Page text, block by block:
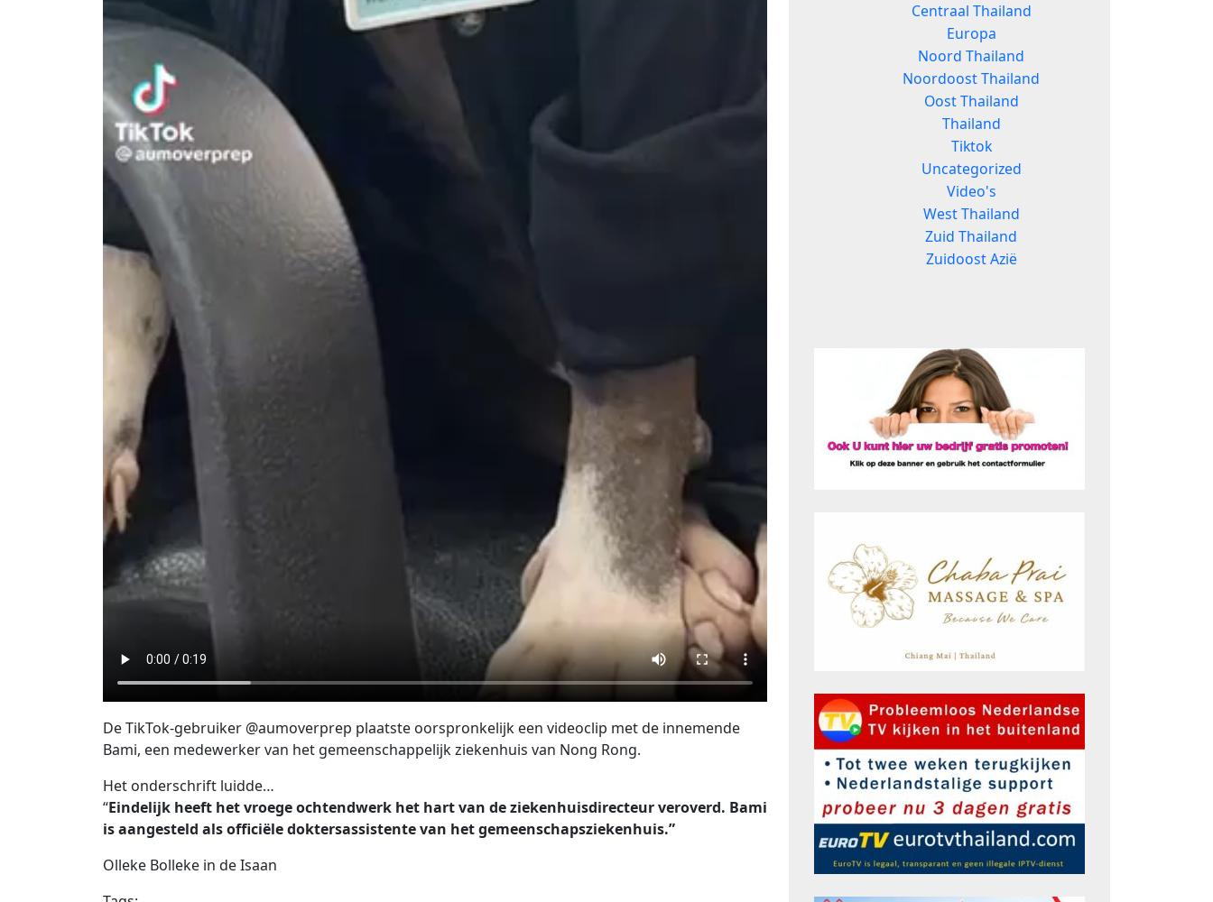
De TikTok-gebruiker @aumoverprep plaatste oorspronkelijk een videoclip met de innemende
Bami, een medewerker van het gemeenschappelijk ziekenhuis van Nong Rong.
Het onderschrift luidde…
“Eindelijk heeft het vroege ochtendwerk het hart van de ziekenhuisdirecteur veroverd. Bami
is aangesteld als officiële doktersassistente van het gemeenschapsziekenhuis.”
Olleke Bolleke in de Isaan
Centraal Thailand
Europa
Noord Thailand
Noordoost Thailand
Oost Thailand
Thailand
Tiktok
Uncategorized
Video's
West Thailand
Zuid Thailand
Zuidoost Azië